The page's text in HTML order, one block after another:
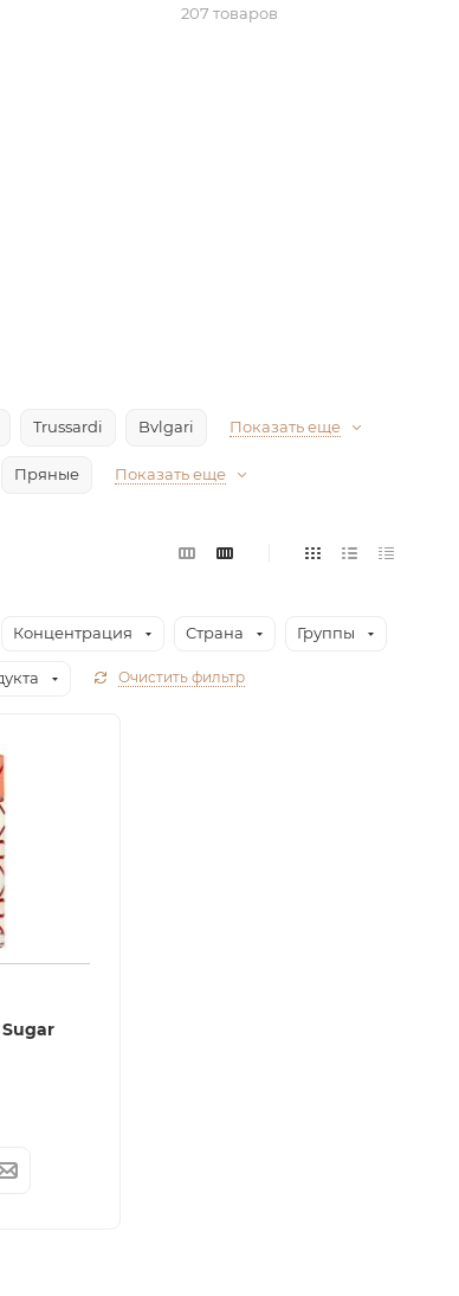
207 товаров
Trussardi Bvlgari Показать еще
Пряные Показать еще
Концентрация Страна Группы
Очистить фильтр